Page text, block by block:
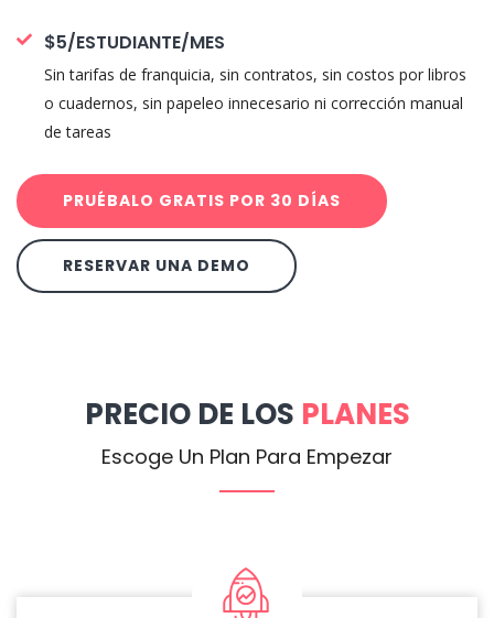
$5/ESTUDIANTE/MES
Sin tarifas de franquicia, sin contratos, sin costos por libros
o cuadernos, sin papeleo innecesario ni corrección manual
de tareas
PRUÉBALO GRATIS POR 30 DÍAS
RESERVAR UNA DEMO
PRECIO DE LOS PLANES
Escoge Un Plan Para Empezar